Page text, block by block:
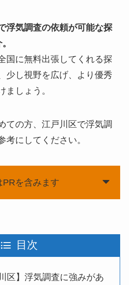
浮気調査の依頼が可能な探
国に無料出張してくれる探
少し視野を広げ、より優秀
ましょう。
ての方、江戸川区で浮気調
考にしてください。
PRを含みます
目次
区】浮気調査に強みがあ